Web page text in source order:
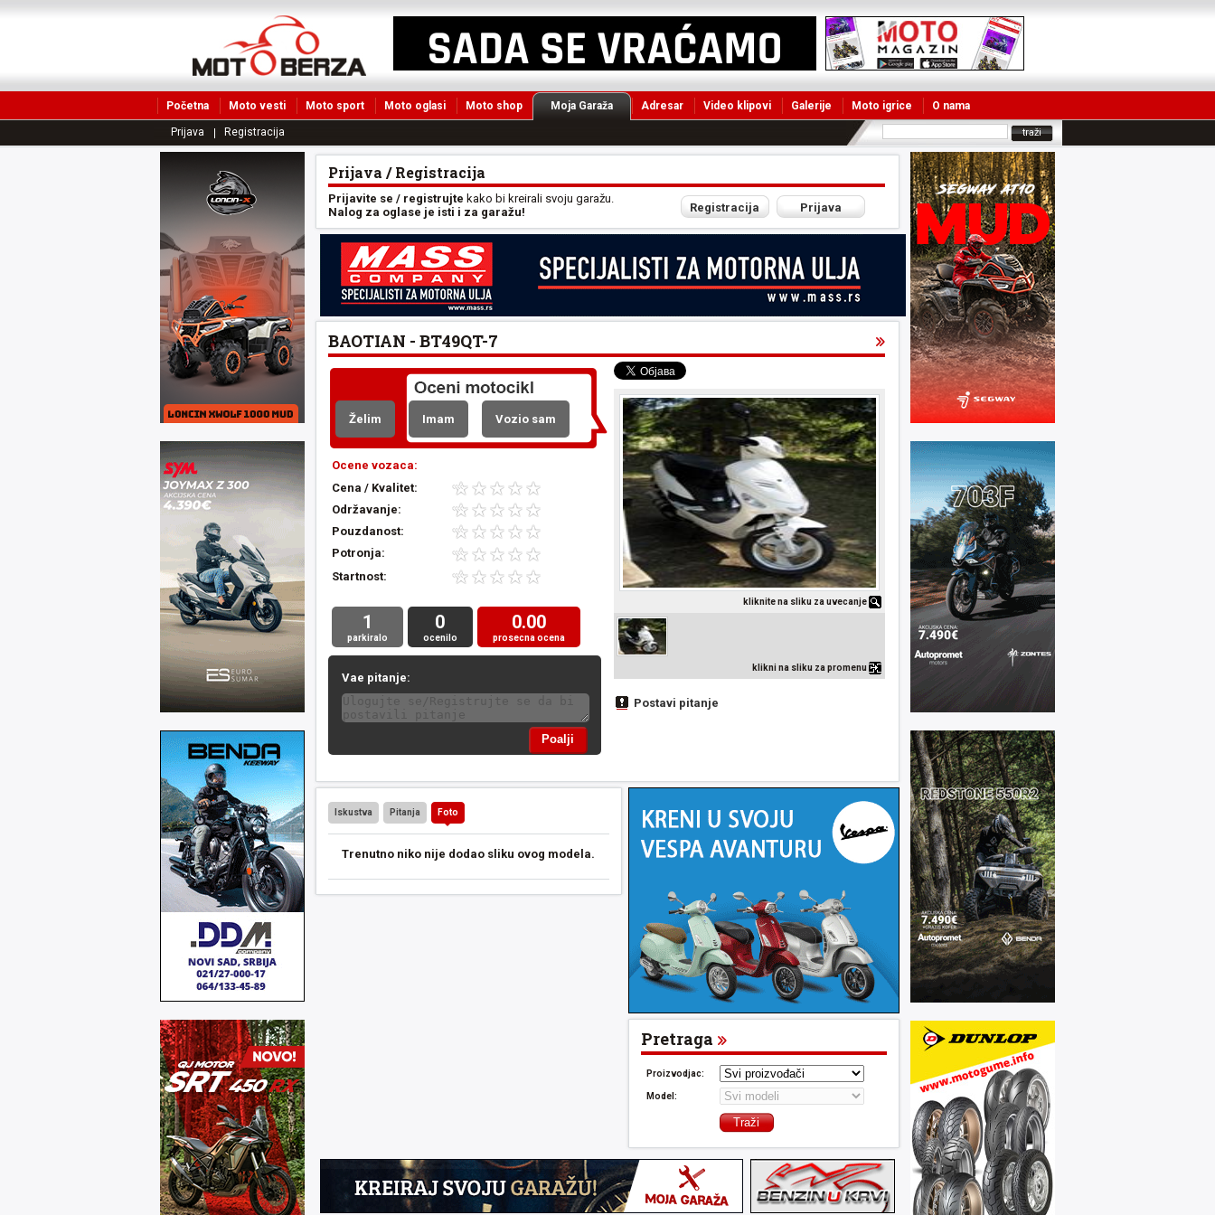
Početna Moto vesti Moto sport Moto oglasi Moto shop Moja Garaža Adresar Video klipovi Galerije Moto igrice O nama
Prijava Registracija
Prijava / Registracija
Prijavite se / registrujte kako bi kreirali svoju garažu.
Nalog za oglase je isti i za garažu!
Registracija Prijava
BAOTIAN - BT49QT-7
Želim Imam Vozio sam
Ocene vozaca:
Cena / Kvalitet:
Održavanje:
Pouzdanost:
Potronja:
Startnost:
1
parkiralo
0
ocenilo
0.00
prosecna ocena
Vae pitanje:
kliknite na sliku za uvecanje
klikni na sliku za promenu
Postavi pitanje
Iskustva Pitanja Foto
Trenutno niko nije dodao sliku ovog modela.
Pretraga
Proizvodjac:
Model: